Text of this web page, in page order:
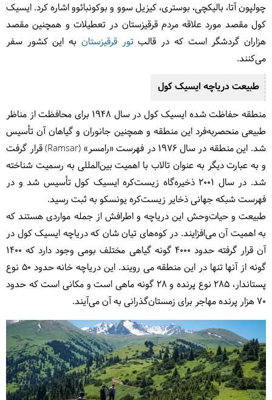
چولپون آتا، بالیکچی، بوستری، کیزیل سوو و بوکونبائوو اشاره کرد. ایسیک
کول مقصد مورد علاقه مردم قرقیزستان در تعطیلات و همچنین مقصد
هزاران گردشگر است که در قالبتور قرقیزستان به این کشور سفر
می‌کنند.
طبیعت دریاچه ایسیک کول
منطقه حفاظت شده ایسیک کول در سال 1948 برای محافظت از مناظر
طبیعی منحصربه‌فرد این منطقه و همچنین جانوران و گیاهان آن تأسیس
شد. این منطقه در سال ۱۹۷۶ در فهرست «رامسر» (Ramsar) قرار گرفت
و به عبارت دیگر به عنوان تالاب با اهمیت بین‌المللی به رسمیت شناخته
شد. در سال ۲۰۰۱ ذخیره‌گاه زیست‌کره ایسیک کول تأسیس شد و در
فهرست شبکه جهانی ذخایر زیست‌کره یونسکو به ثبت رسید.
طبیعت و حیات‌وحش این دریاچه و اطرافش از جمله مواردی هستند که
به اهمیت آن می‌افزایند. در کوه‌های تیان شان که دریاچه ایسیک کول در
آن قرار گرفته حدود ۴۰۰۰ گونه گیاهی مختلف بومی وجود دارد که ۱۴۰۰
گونه از آنها تنها در این منطقه می رویند. این دریاچه خانه حدود ۵۰ نوع
پستاندار، ۲۸۵ نوع پرنده و ۲۸ گونه ماهی است و مکانی است که حدود
۷۰ هزار پرنده مهاجر برای زمستان‌گذرانی به آن می‌آیند.